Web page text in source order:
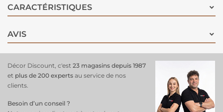
résistantes offrent à la fois confort et durabilité, tout en étant
particulièrement résistantes au passage. Grâce à ses brins aux
gazon. Sa hauteur de 52 mm et sa forte densité en font un choix
parfait pour aménager un extérieur esthétique et de qualité, sans
contrainte d'entretien. Cegazon synthétiqueEco Grass est
disponible en largeurs de 1 mètre, 2 mètres et 4 mètres, pour
s'adapter à tous vosprojets d'aménagement extérieur
CARACTÉRISTIQUES
AVIS
Décor Discount, c'est 23 magasins depuis 1987
et plus de 200 experts au service de nos
clients.
Besoin d’un conseil ?